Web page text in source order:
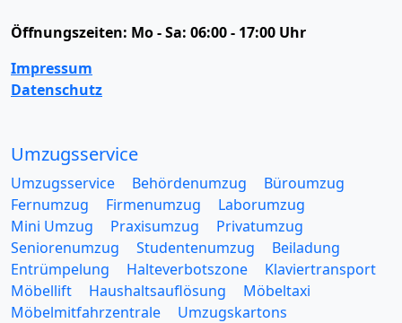
Öffnungszeiten: Mo - Sa: 06:00 - 17:00 Uhr
Impressum
Datenschutz
Umzugsservice
Umzugsservice Behördenumzug
Büroumzug
Fernumzug
Firmenumzug
Laborumzug
Mini Umzug
Praxisumzug
Privatumzug
Seniorenumzug
Studentenumzug
Beiladung
Entrümpelung
Halteverbotszone
Klaviertransport
Möbellift
Haushaltsauflösung
Möbeltaxi
Möbelmitfahrzentrale
Umzugskartons